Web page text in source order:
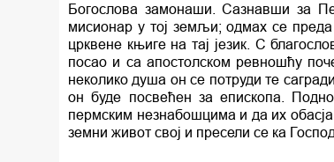
Богослова замонаши. Сазнавши за
мисионар у тој земљи; одмах се преда
црквене књиге на тај језик. С
посао и са апостолском ревношћу
неколико душа он се потруди те
он буде посвећен за епископа.
пермским незнабошцима и да их
земни живот свој и пресели се ка